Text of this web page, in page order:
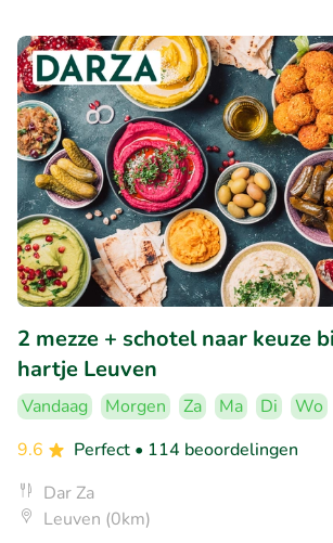
2 mezze + schotel naar keuze
hartje Leuven
Vandaag Morgen Za Ma Di
Wo
9.6
Perfect • 114 beoordelingen
Dar Za
Leuven (0km)